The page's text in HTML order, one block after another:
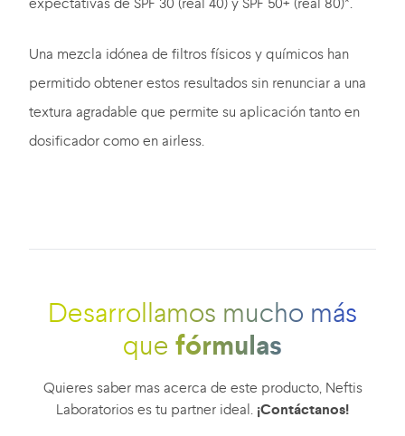
Una mezcla idónea de filtros físicos y químicos han
permitido obtener estos resultados sin renunciar a una
textura agradable que permite su aplicación tanto en
dosificador como en airless.
Desarrollamos mucho más
que fórmulas
Quieres saber mas acerca de este producto, Neftis
Laboratorios es tu partner ideal. ¡Contáctanos!